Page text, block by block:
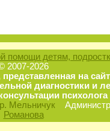
помощи детям,
2007-2026
на
диагностики и
Мельничук
Романова